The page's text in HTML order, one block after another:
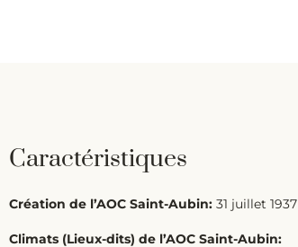
Caractéristiques
Création de l’AOC Saint-Aubin: 31 juillet 1937
Climats (Lieux-dits) de l’AOC Saint-Aubin: